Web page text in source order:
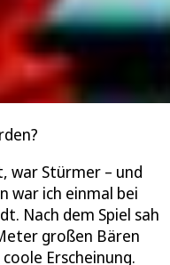
war Stürmer – und
war ich einmal bei
Nach dem Spiel sah
großen Bären
Erscheinung.